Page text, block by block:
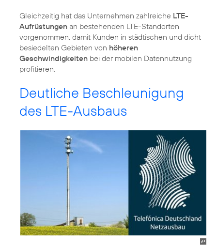
Gleichzeitig hat das Unternehmen zahlreiche LTE-
Aufrüstungen an bestehenden LTE-Standorten
vorgenommen, damit Kunden in städtischen und dicht
besiedelten Gebieten von höheren
Geschwindigkeiten bei der mobilen Datennutzung
profitieren.
Deutliche Beschleunigung
des LTE-Ausbaus